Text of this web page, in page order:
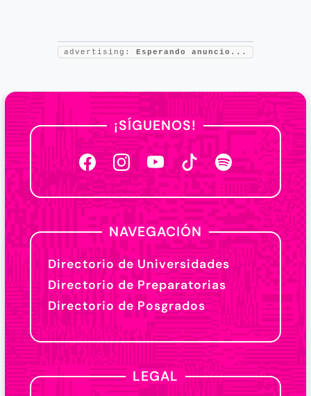
advertising: Esperando anuncio...
¡SÍGUENOS!
NAVEGACIÓN
Directorio de Universidades
Directorio de Preparatorias
Directorio de Posgrados
LEGAL